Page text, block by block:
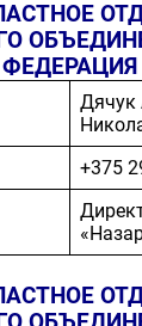
Дячук
+375